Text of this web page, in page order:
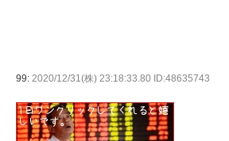
99: 2020/12/31(株) 23:18:33.80 ID:48635743